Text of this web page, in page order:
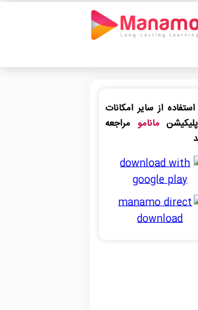
از سایر امکانات
مانامو مراجعه